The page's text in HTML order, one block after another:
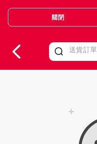
Valid Until 30
關閉